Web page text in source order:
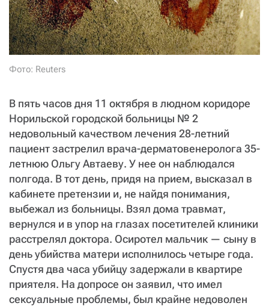
Фото: Reuters
В пять часов дня 11 октября в людном коридоре
Норильской городской больницы № 2
недовольный качеством лечения 28-летний
пациент застрелил врача-дерматовенеролога 35-
летнюю Ольгу Автаеву. У нее он наблюдался
полгода. В тот день, придя на прием, высказал в
кабинете претензии и, не найдя понимания,
выбежал из больницы. Взял дома травмат,
вернулся и в упор на глазах посетителей клиники
расстрелял доктора. Осиротел мальчик — сыну в
день убийства матери исполнилось четыре года.
Спустя два часа убийцу задержали в квартире
приятеля. На допросе он заявил, что имел
сексуальные проблемы, был крайне недоволен